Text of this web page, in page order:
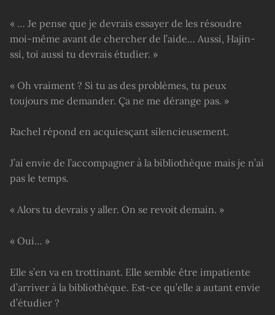
« … Je pense que je devrais essayer de les résoudre
moi-même avant de chercher de l’aide… Aussi, Hajin-
ssi, toi aussi tu devrais étudier. »
« Oh vraiment ? Si tu as des problèmes, tu peux
toujours me demander. Ça ne me dérange pas. »
Rachel répond en acquiesçant silencieusement.
J’ai envie de l’accompagner à la bibliothèque mais je n’ai
pas le temps.
« Alors tu devrais y aller. On se revoit demain. »
« Oui… »
Elle s’en va en trottinant. Elle semble être impatiente
d’arriver à la bibliothèque. Est-ce qu’elle a autant envie
d’étudier ?